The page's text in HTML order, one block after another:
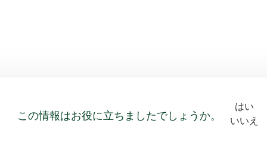
この情報はお役に立ちましたでしょうか。
はい
いいえ